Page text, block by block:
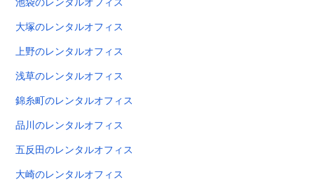
大塚のレンタルオフィス
上野のレンタルオフィス
浅草のレンタルオフィス
錦糸町のレンタルオフィス
品川のレンタルオフィス
五反田のレンタルオフィス
大崎のレンタルオフィス